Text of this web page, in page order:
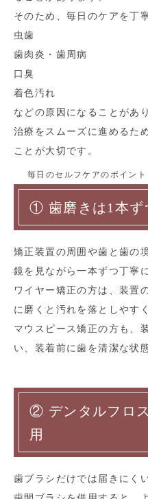
そのため、毎日のケアを丁
虫歯
歯肉炎・歯周病
口臭
着色汚れ
などの原因になることがあ
治療をスムーズに進めるた
ことが大切です。
毎日のセルフケアのポイント
① 歯磨きは1本ず
矯正装置の周囲や歯と歯の
鏡を見ながら一本ずつ丁寧
ワイヤー矯正の方は、装置
に磨くと汚れを落としやす
マウスピース矯正の方も、
い、装着前に歯を清潔な状
② デンタルフロ
用
歯ブラシだけでは届きにく